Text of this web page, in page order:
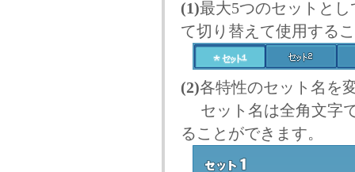
(1)最大5つのセットと
て切り替えて使用する
(2)各特性のセット名を
セット名は全角文字
ることができます。